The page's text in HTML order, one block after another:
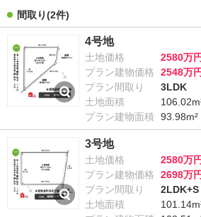
間取り(2件)
4号地
土地価格
2580万円
プラン建物価格
2548万円
プラン間取り
3LDK
土地面積
プラン建物面積
93.98m²
3号地
土地価格
2580万円
プラン建物価格
2698万円
プラン間取り
2LDK+S
土地面積